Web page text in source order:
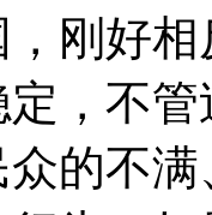
刚好
，不
的不